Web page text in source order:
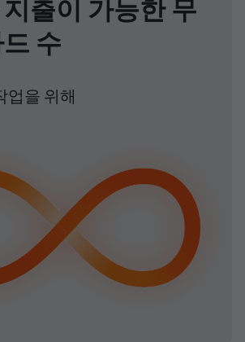
출이 가능한 무
수
업을 위해